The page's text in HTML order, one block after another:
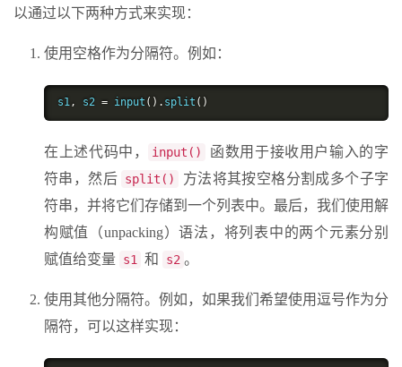
以通过以下两种方式来实现：
使用空格作为分隔符。例如：
s1, s2 = input (). split ()
在上述代码中， input()
函数用于接收用户输入的字
符串，然后 split()
方法将其按空格分割成多个子字
符串，并将它们存储到一个列表中。最后，我们使用解
构赋值（unpacking）语法，将列表中的两个元素分别
赋值给变量
s1 和 s2 。
使用其他分隔符。例如，如果我们希望使用逗号作为分
隔符，可以这样实现：